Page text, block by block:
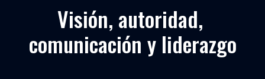
Visión, autoridad,
comunicación y liderazgo